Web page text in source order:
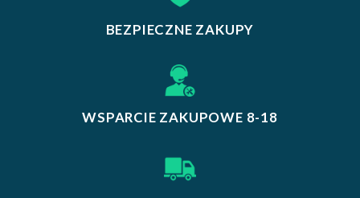
BEZPIECZNE ZAKUPY
WSPARCIE ZAKUPOWE 8-18